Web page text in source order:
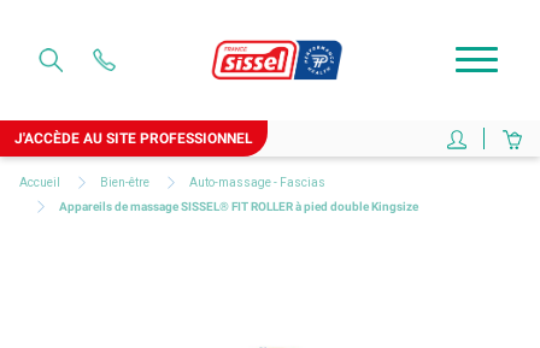
J'ACCÈDE AU SITE PROFESSIONNEL
Accueil Bien-être
Auto-massage - Fascias
Appareils de massage SISSEL® FIT ROLLER à pied double Kingsize